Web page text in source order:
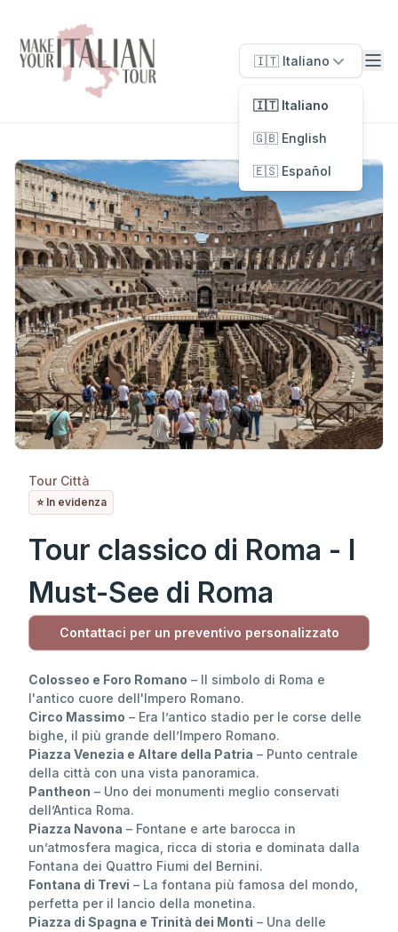
🇮🇹 Italiano
🇮🇹 Italiano
🇬🇧 English
🇪🇸 Español
Tour Città
⭐️ In evidenza
Tour classico di Roma - I
Must-See di Roma
Contattaci per un preventivo personalizzato
Colosseo e Foro Romano – Il simbolo di Roma e
l'antico cuore dell'Impero Romano.
Circo Massimo – Era l’antico stadio per le corse delle
bighe, il più grande dell’Impero Romano.
Piazza Venezia e Altare della Patria – Punto centrale
della città con una vista panoramica.
Pantheon – Uno dei monumenti meglio conservati
dell’Antica Roma.
Piazza Navona – Fontane e arte barocca in
un’atmosfera magica, ricca di storia e dominata dalla
Fontana dei Quattro Fiumi del Bernini.
Fontana di Trevi – La fontana più famosa del mondo,
perfetta per il lancio della monetina.
Piazza di Spagna e Trinità dei Monti – Una delle